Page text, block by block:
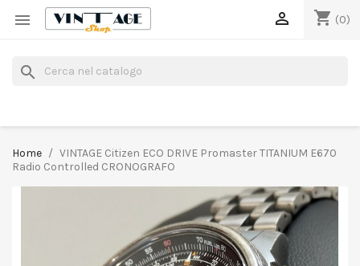
 shopping_cart (0)

search
Home
VINTAGE Citizen ECO DRIVE Promaster TITANIUM E670
Radio Controlled CRONOGRAFO